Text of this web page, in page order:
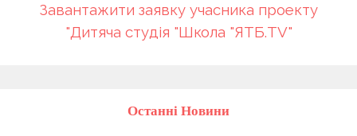
Завантажити заявку учасника проекту
"Дитяча студія "Школа "ЯТБ.TV"
Останні Новини